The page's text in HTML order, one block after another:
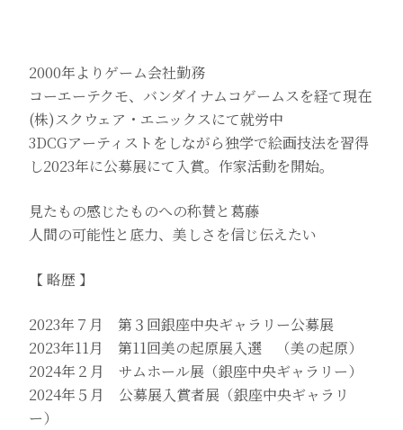
2000年よりゲーム会社勤務
コーエーテクモ、バンダイナムコゲームスを経て現在
(株)スクウェア・エニックスにて就労中
3DCGアーティストをしながら独学で絵画技法を習得
し2023年に公募展にて入賞。作家活動を開始。
見たもの感じたものへの称賛と葛藤
人間の可能性と底力、美しさを信じ伝えたい
【 略歴 】
2023年７月 第３回銀座中央ギャラリー公募展
2023年11月 第11回美の起原展入選 （美の起原）
2024年２月 サムホール展（銀座中央ギャラリー）
2024年５月 公募展入賞者展（銀座中央ギャラリ
ー）